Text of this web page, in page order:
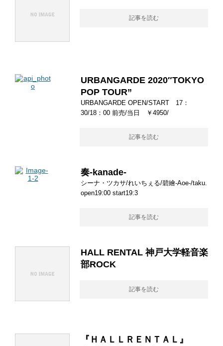
記事を読む
URBANGARDE 2020″TOKYO
POP TOUR”
URBANGARDE OPEN/START 17：
30/18：00 前売/当日 ￥4950/
記事を読む
奏-kanade-
シーナ・ツカサ/れいちぇる/碧繪-Aoe-/taku.
open19:00 start19:3
記事を読む
HALL RENTAL 神戸大学軽音楽
部ROCK
記事を読む
『ＨＡＬＬＲＥＮＴＡＬ』